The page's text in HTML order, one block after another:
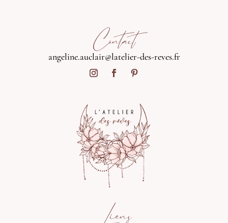
Contact
angeline.auclair@latelier-des-reves.fr
Liens